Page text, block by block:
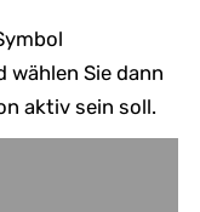
wählen Sie dann
aktiv sein soll.